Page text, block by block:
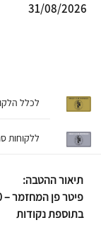
31/08/2026
לכלל הלקוחות
ללקוחות
תיאור ההטבה:
בתוספת נקודות